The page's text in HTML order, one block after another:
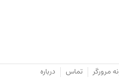
مرورگر تماس درباره